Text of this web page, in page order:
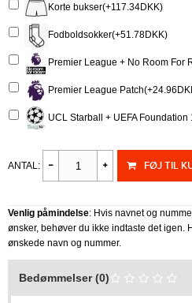
Korte bukser(+117.34DKK)
Fodboldsokker(+51.78DKK)
Premier League + No Room For
Premier League
UCL Starball + UEFA
ANTAL: FØJ TIL
Venlig påmindelse: Hvis navnet og
ønsker, behøver du ikke indtaste det igen.
ønskede navn og nummer.
Bedømmelser (0)